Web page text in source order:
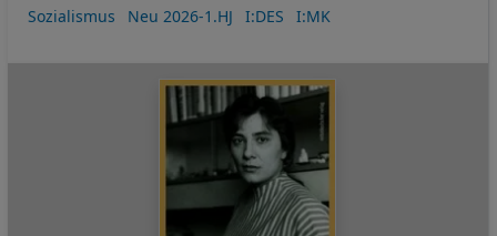
Sozialismus
Neu 2026-1.HJ I:DES I:MK